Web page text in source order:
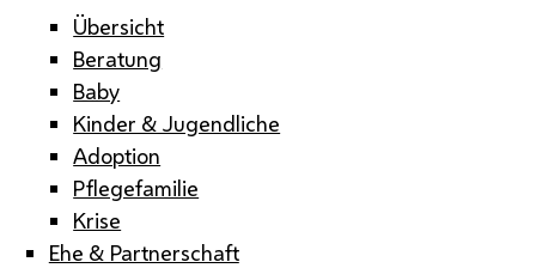
Übersicht
Beratung
Baby
Kinder & Jugendliche
Adoption
Pflegefamilie
Krise
Ehe & Partnerschaft